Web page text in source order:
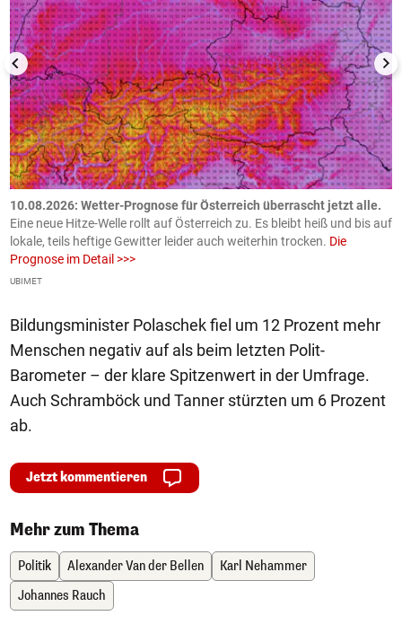
10.08.2026: Wetter-Prognose für Österreich überrascht jetzt alle.
Eine neue Hitze-Welle rollt auf Österreich zu. Es bleibt heiß und bis auf
lokale, teils heftige Gewitter leider auch weiterhin trocken. Die
Prognose im Detail >>>
UBIMET
Bildungsminister Polaschek fiel um 12 Prozent mehr
Menschen negativ auf als beim letzten Polit-
Barometer – der klare Spitzenwert in der Umfrage.
Auch Schramböck und Tanner stürzten um 6 Prozent
ab.
Jetzt kommentieren
Mehr zum Thema
Politik Alexander Van der Bellen
Karl Nehammer
Johannes Rauch